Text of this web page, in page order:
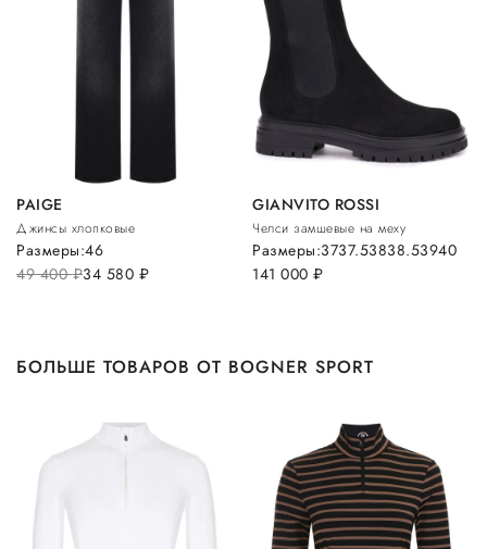
PAIGE
Джинсы хлопковые
49 400руб.34 580 руб.
Размеры:46
GIANVITO ROSSI
Челси замшевые на меху
141 000руб.
Размеры:3737.53838.53940
БОЛЬШЕ ТОВАРОВ ОТ BOGNER SPORT